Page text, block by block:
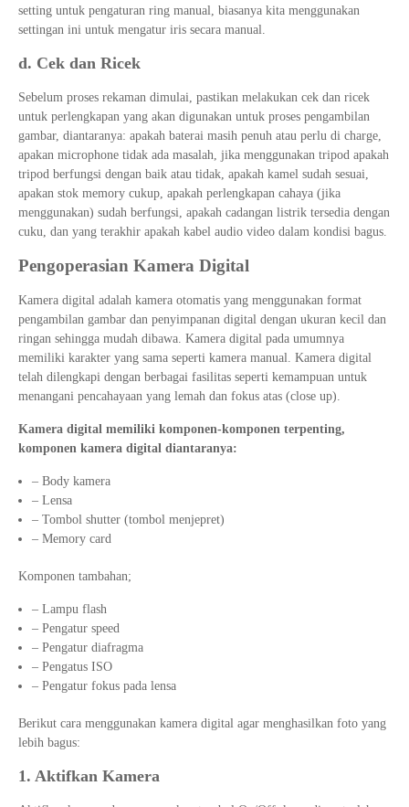
setting untuk pengaturan ring manual, biasanya kita menggunakan
settingan ini untuk mengatur iris secara manual.
d. Cek dan Ricek
Sebelum proses rekaman dimulai, pastikan melakukan cek dan ricek
untuk perlengkapan yang akan digunakan untuk proses pengambilan
gambar, diantaranya: apakah baterai masih penuh atau perlu di charge,
apakan microphone tidak ada masalah, jika menggunakan tripod apakah
tripod berfungsi dengan baik atau tidak, apakah kamel sudah sesuai,
apakan stok memory cukup, apakah perlengkapan cahaya (jika
menggunakan) sudah berfungsi, apakah cadangan listrik tersedia dengan
cuku, dan yang terakhir apakah kabel audio video dalam kondisi bagus.
Pengoperasian Kamera Digital
Kamera digital adalah kamera otomatis yang menggunakan format
pengambilan gambar dan penyimpanan digital dengan ukuran kecil dan
ringan sehingga mudah dibawa. Kamera digital pada umumnya
memiliki karakter yang sama seperti kamera manual. Kamera digital
telah dilengkapi dengan berbagai fasilitas seperti kemampuan untuk
menangani pencahayaan yang lemah dan fokus atas (close up).
Kamera digital memiliki komponen-komponen terpenting,
komponen kamera digital diantaranya:
– Body kamera
– Lensa
– Tombol shutter (tombol menjepret)
– Memory card
Komponen tambahan;
– Lampu flash
– Pengatur speed
– Pengatur diafragma
– Pengatus ISO
– Pengatur fokus pada lensa
Berikut cara menggunakan kamera digital agar menghasilkan foto yang
lebih bagus:
1. Aktifkan Kamera